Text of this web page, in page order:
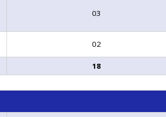
03
02
18